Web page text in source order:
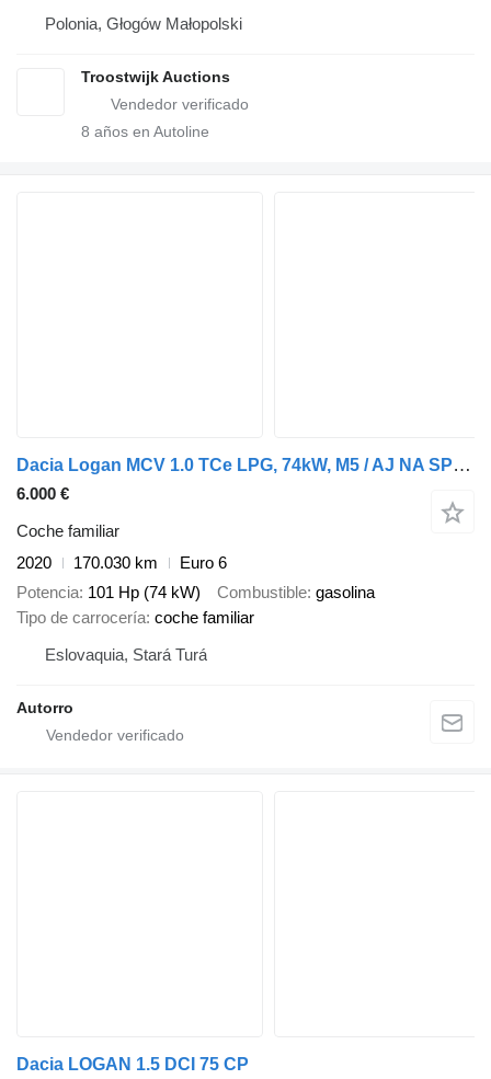
Polonia, Głogów Małopolski
Troostwijk Auctions
8 años en Autoline
Dacia Logan MCV 1.0 TCe LPG, 74kW, M5 / AJ NA SPLÁTKY / PROTIÚČET /
6.000 €
Coche familiar
2020
170.030 km
Euro 6
Potencia 101 Hp (74 kW) Combustible gasolina
Tipo de carrocería coche familiar
Eslovaquia, Stará Turá
Autorro
Dacia LOGAN 1.5 DCI 75 CP